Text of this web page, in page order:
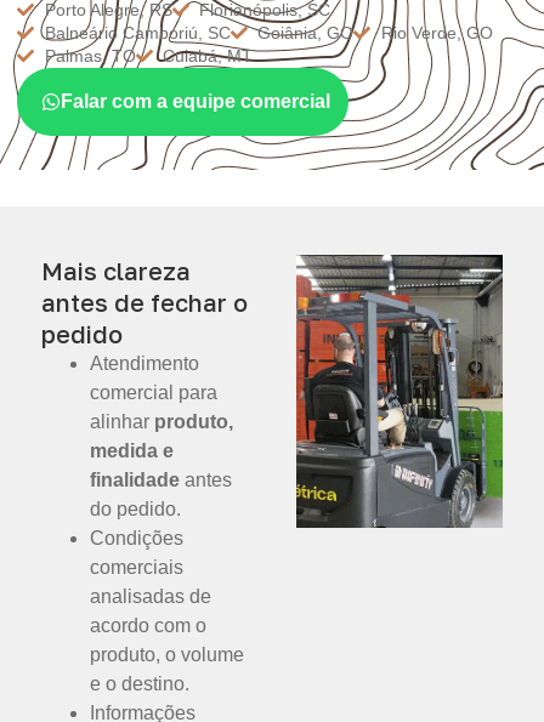
Porto Alegre, RS
Florianópolis, SC
Balneário Camboriú, SC
Goiânia, GO
Rio Verde, GO
Palmas, TO
Cuiabá, MT
Falar com a equipe comercial
Mais clareza
antes de fechar o
pedido
Atendimento
comercial para
alinhar produto,
medida e
finalidade antes
do pedido.
Condições
comerciais
analisadas de
acordo com o
produto, o volume
e o destino.
Informações